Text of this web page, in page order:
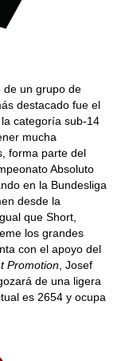
de un grupo de
destacado fue el
categoría sub-14
mucha
forma parte del
Absoluto
en la Bundesliga
desde la
que Short,
los grandes
con el apoyo del
Promotion , Josef
de una ligera
es 2654 y ocupa